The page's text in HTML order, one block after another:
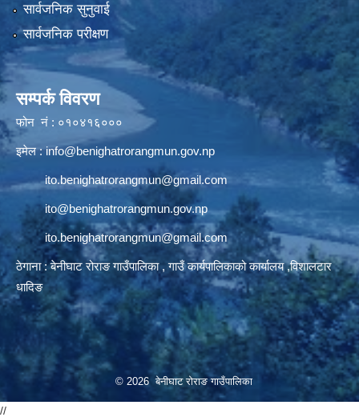
सार्वजनिक सुनुवाई
सार्वजनिक परीक्षण
सम्पर्क विवरण
फोन नं : ०१०४१६०००
इमेल :info@benighatrorangmun.gov.np
ito.benighatrorangmun@gmail.com
ito@benighatrorangmun.gov.np
ito.benighatrorangmun@gmail.com
ठेगाना : बेनीघाट रोराङ गाउँपालिका , गाउँ कार्यपालिकाको कार्यालय ,विशालटार
धादिङ
© 2026 बेनीघाट रोराङ गाउँपालिका
//